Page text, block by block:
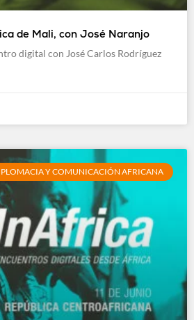
de Mali, con José Naranjo
digital con José Carlos Rodríguez
Y COMUNICACIÓN AFRICANA